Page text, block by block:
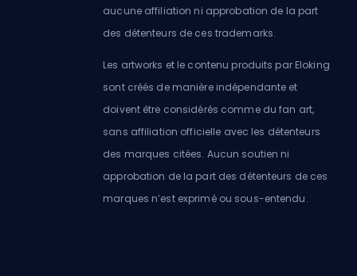
aucune affiliation ni approbation de la part
des détenteurs de ces trademarks.
Les artworks et le contenu produits par Eloking
sont créés de manière indépendante et
doivent être considérés comme du fan art,
sans affiliation officielle avec les détenteurs
des marques citées. Aucun soutien ni
approbation de la part des détenteurs de ces
marques n’est exprimé ou sous-entendu.